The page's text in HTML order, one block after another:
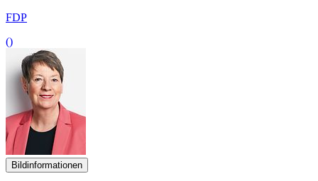
FDP
()
Bildinformationen